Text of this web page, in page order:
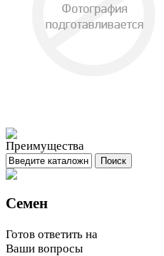
Семен
Готов ответить на
Ваши вопросы